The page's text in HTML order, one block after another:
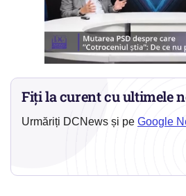
Fiți la curent cu ultimele
Urmăriți DCNews și pe Google